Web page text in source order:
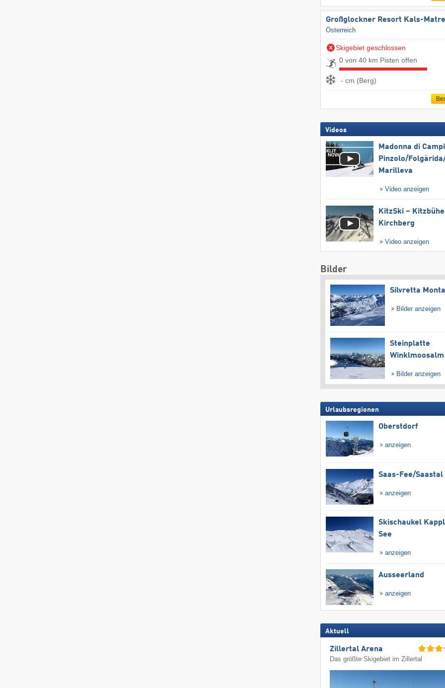
Großglockner Resort Kals-
Österreich
Skigebiet geschlossen
0 von 40 km Pisten offen
- cm (Berg)
Videos
Madonna di
Pinzolo/​
Marilleva
Video anzeigen
KitzSki –
Kirchberg
Video anzeigen
Bilder
Silvretta
Bilder anzeigen
Steinplatte
Winklmoosalm
Bilder anzeigen
Urlaubsregionen
Oberstdorf
anzeigen
Saas-Fee/​Saastal
anzeigen
Skischaukel
See
anzeigen
Ausseerland
anzeigen
Aktuell
Zillertal Arena
Das größte Skigebiet im Zillertal